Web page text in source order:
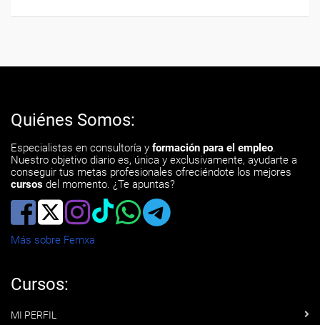
Quiénes Somos:
Especialistas en consultoría y formación para el empleo.
Nuestro objetivo diario es, única y exclusivamente, ayudarte a
conseguir tus metas profesionales ofreciéndote los mejores
cursos del momento. ¿Te apuntas?
Más sobre Femxa
Cursos:
MI PERFIL